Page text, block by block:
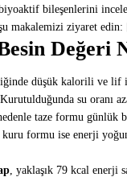
bileşenlerini
makalemizi ziyaret edin:
Değeri
düşük kalorili ve lif
su oranı
taze formu günlük
formu ise enerji
, yaklaşık 79 kcal enerji